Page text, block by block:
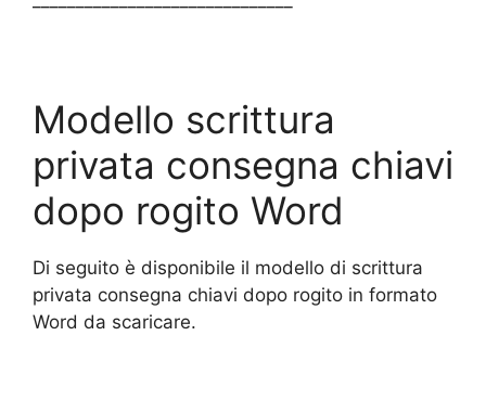
Modello scrittura
privata consegna chiavi
dopo rogito Word
Di seguito è disponibile il modello di scrittura
privata consegna chiavi dopo rogito in formato
Word da scaricare.